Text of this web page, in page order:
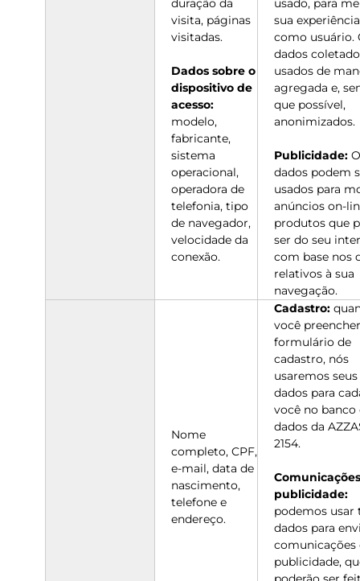
duração da
visita, páginas
visitadas.
Dados sobre o
dispositivo de
acesso:
modelo,
fabricante,
sistema
operacional,
operadora de
telefonia, tipo
de navegador,
velocidade da
conexão.
usado, para
sua experiência
como usuário.
dados
usados de
agregada e,
que possível,
anonimizados.
Publicidade:
dados podem
usados para
anúncios on-
produtos que
ser do seu
com base nos
relativos à sua
navegação.
Nome
completo, CPF,
e-mail, data de
nascimento,
telefone e
endereço.
Cadastro:
você
formulário de
cadastro, nós
usaremos seus
dados para
você no banco
dados da
2154.
publicidade:
podemos usar
dados para
comunicações
publicidade,